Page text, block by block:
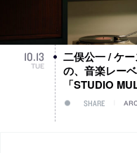
10.13
TUE
二俣公一 / ケ
の、音楽レー
「STUDIO
SHARE